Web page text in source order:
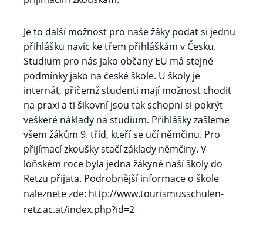
Je to další možnost pro naše žáky podat si jednu
přihlášku navíc ke třem přihláškám v Česku.
Studium pro nás jako občany EU má stejné
podmínky jako na české škole. U školy je
internát, přičemž studenti mají možnost chodit
na praxi a ti šikovní jsou tak schopni si pokrýt
veškeré náklady na studium. Přihlášky zašleme
všem žákům 9. tříd, kteří se učí němčinu. Pro
přijímací zkoušky stačí základy němčiny. V
loňském roce byla jedna žákyně naší školy do
Retzu přijata. Podrobnější informace o škole
naleznete zde: http://www.tourismusschulen-
retz.ac.at/index.php?id=2